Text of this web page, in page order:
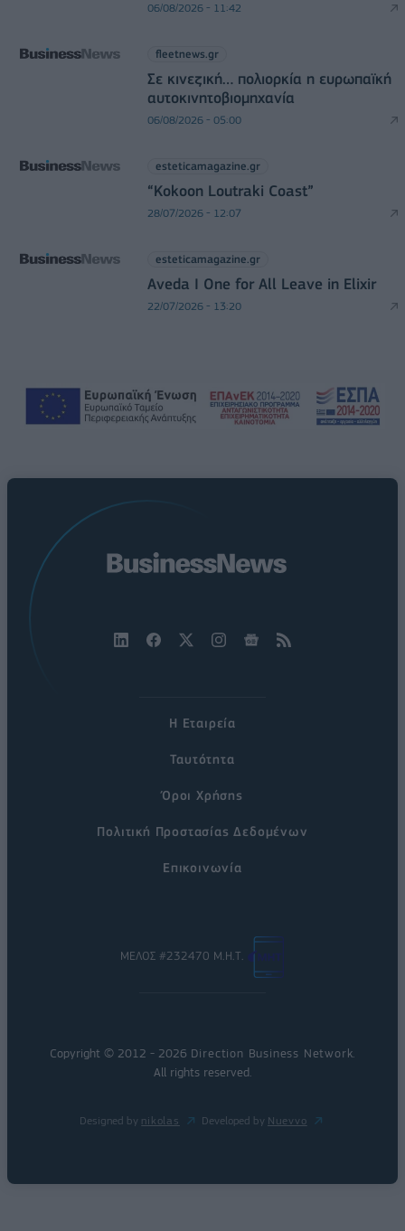
06/08/2026 - 11:42
fleetnews.gr
Σε κινεζική… πολιορκία η ευρωπαϊκή
αυτοκινητοβιομηχανία
06/08/2026 - 05:00
esteticamagazine.gr
“Kokoon Loutraki Coast”
28/07/2026 - 12:07
esteticamagazine.gr
Aveda I One for All Leave in Elixir
22/07/2026 - 13:20
Η Εταιρεία
Ταυτότητα
Όροι Χρήσης
Πολιτική Προστασίας Δεδομένων
Επικοινωνία
ΜΕΛΟΣ #232470 Μ.Η.Τ.
Copyright © 2012 - 2026 Direction Business Network.
All rights reserved.
Designed by nikolas Developed by Nuevvo